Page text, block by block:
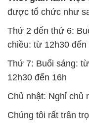
được tổ chức như
Thứ 2 đến thứ 6:
chiều: từ 12h30 đến
Thứ 7: Buổi sáng:
12h30 đến 16h
Chủ nhật: Nghỉ chủ
Chúng tôi rất trân